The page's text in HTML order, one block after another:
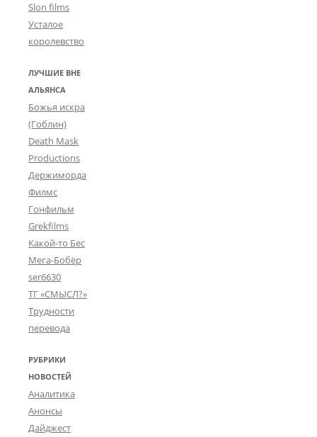
Slon films
Усталое
королевство
ЛУЧШИЕ ВНЕ
АЛЬЯНСА
Божья искра
(Гоблин)
Death Mask
Productions
Держиморда
Филмс
Гонфильм
Grekfilms
Какой-то Бес
Мега-Бобёр
ser6630
ТГ «СМЫСЛ?»
Трудности
перевода
РУБРИКИ
НОВОСТЕЙ
Аналитика
Анонсы
Дайджест